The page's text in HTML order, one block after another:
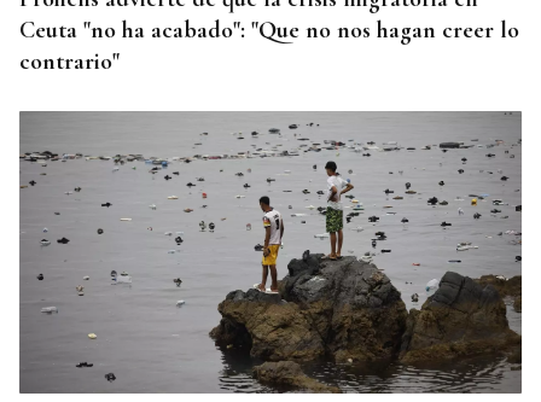
Ceuta "no ha acabado": "Que no nos hagan creer lo
contrario"